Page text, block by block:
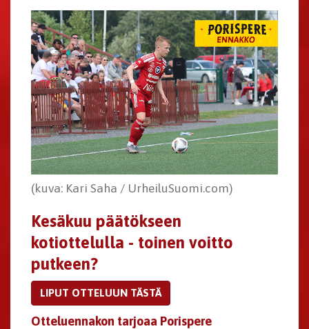
(kuva: Kari Saha / UrheiluSuomi.com)
Kesäkuu päätökseen
kotiottelulla - toinen voitto
putkeen?
LIPUT OTTELUUN TÄSTÄ
Otteluennakon tarjoaa Porispere